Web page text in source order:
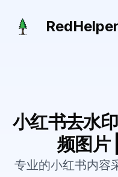
RedHelper
小红书去水
频图片
专业的小红书内容